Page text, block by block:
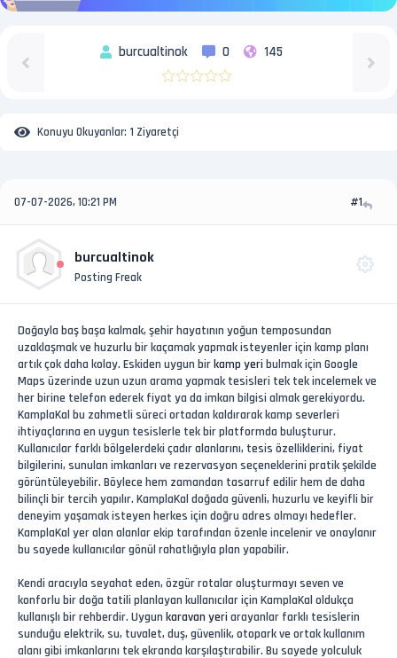
burcualtinok 0 145
Konuyu Okuyanlar: 1 Ziyaretçi
07-07-2026, 10:21 PM #1
burcualtinok
Posting Freak
Doğayla baş başa kalmak, şehir hayatının yoğun temposundan
uzaklaşmak ve huzurlu bir kaçamak yapmak isteyenler için kamp planı
artık çok daha kolay. Eskiden uygun birkamp yeri bulmak için Google
Maps üzerinde uzun uzun arama yapmak tesisleri tek tek incelemek ve
her birine telefon ederek fiyat ya da imkan bilgisi almak gerekiyordu.
KamplaKal bu zahmetli süreci ortadan kaldırarak kamp severleri
ihtiyaçlarına en uygun tesislerle tek bir platformda buluşturur.
Kullanıcılar farklı bölgelerdeki çadır alanlarını, tesis özelliklerini, fiyat
bilgilerini, sunulan imkanları ve rezervasyon seçeneklerini pratik şekilde
görüntüleyebilir. Böylece hem zamandan tasarruf edilir hem de daha
bilinçli bir tercih yapılır. KamplaKal doğada güvenli, huzurlu ve keyifli bir
deneyim yaşamak isteyen herkes için doğru adres olmayı hedefler.
KamplaKal yer alan alanlar ekip tarafından özenle incelenir ve onaylanır
bu sayede kullanıcılar gönül rahatlığıyla plan yapabilir.
Kendi aracıyla seyahat eden, özgür rotalar oluşturmayı seven ve
konforlu bir doğa tatili planlayan kullanıcılar için KamplaKal oldukça
kullanışlı bir rehberdir. Uygun karavan yeri arayanlar farklı tesislerin
sunduğu elektrik, su, tuvalet, duş, güvenlik, otopark ve ortak kullanım
alanı gibi imkanlarını tek ekranda karşılaştırabilir. Bu sayede yolculuk